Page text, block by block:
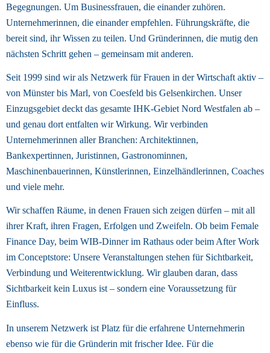
Begegnungen. Um Businessfrauen, die einander zuhören.
Unternehmerinnen, die einander empfehlen. Führungskräfte, die
bereit sind, ihr Wissen zu teilen. Und Gründerinnen, die mutig den
nächsten Schritt gehen – gemeinsam mit anderen.
Seit 1999 sind wir als Netzwerk für Frauen in der Wirtschaft aktiv –
von Münster bis Marl, von Coesfeld bis Gelsenkirchen. Unser
Einzugsgebiet deckt das gesamte IHK-Gebiet Nord Westfalen ab –
und genau dort entfalten wir Wirkung. Wir verbinden
Unternehmerinnen aller Branchen: Architektinnen,
Bankexpertinnen, Juristinnen, Gastronominnen,
Maschinenbauerinnen, Künstlerinnen, Einzelhändlerinnen, Coaches
und viele mehr.
Wir schaffen Räume, in denen Frauen sich zeigen dürfen – mit all
ihrer Kraft, ihren Fragen, Erfolgen und Zweifeln. Ob beim Female
Finance Day, beim WIB-Dinner im Rathaus oder beim After Work
im Conceptstore: Unsere Veranstaltungen stehen für Sichtbarkeit,
Verbindung und Weiterentwicklung. Wir glauben daran, dass
Sichtbarkeit kein Luxus ist – sondern eine Voraussetzung für
Einfluss.
In unserem Netzwerk ist Platz für die erfahrene Unternehmerin
ebenso wie für die Gründerin mit frischer Idee. Für die